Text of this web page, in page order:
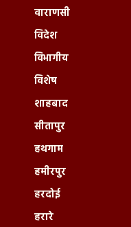
वाराणसी
विदेश
विभागीय
विशेष
शाहबाद
सीतापुर
हथगाम
हमीरपुर
हरदोई
हरारे